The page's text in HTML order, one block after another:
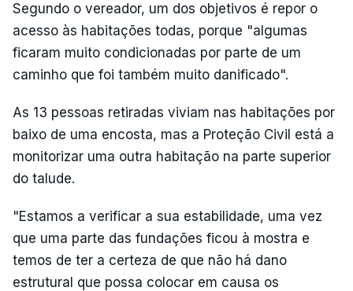
Segundo o vereador, um dos objetivos é repor o
acesso às habitações todas, porque "algumas
ficaram muito condicionadas por parte de um
caminho que foi também muito danificado".
As 13 pessoas retiradas viviam nas habitações por
baixo de uma encosta, mas a Proteção Civil está a
monitorizar uma outra habitação na parte superior
do talude.
"Estamos a verificar a sua estabilidade, uma vez
que uma parte das fundações ficou à mostra e
temos de ter a certeza de que não há dano
estrutural que possa colocar em causa os